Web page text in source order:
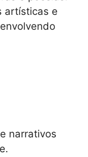
artísticas e
narrativos